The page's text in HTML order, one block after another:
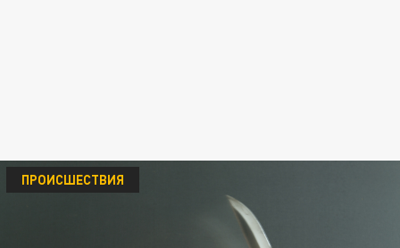
ПРОИСШЕСТВИЯ